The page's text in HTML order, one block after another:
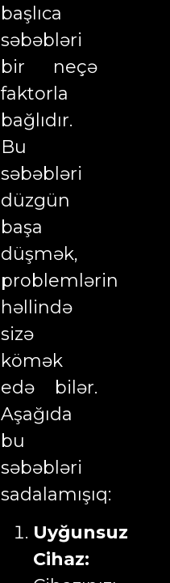
başlıca
səbəbləri
bir neçə
faktorla
bağlıdır.
Bu
səbəbləri
düzgün
başa
düşmək,
problemlərin
həllində
sizə
kömək
edə bilər.
Aşağıda
bu
səbəbləri
sadalamışıq:
Uyğunsuz
Cihaz: